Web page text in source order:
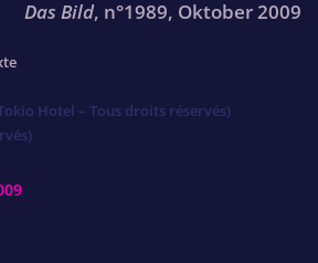
Das Bild, n°1989, Oktober 2009
Hotel – Tous droits réservés)